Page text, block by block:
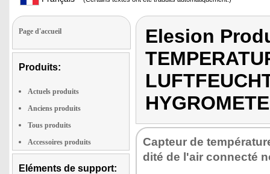
Page d'accueil
Produits:
Actuels produits
Anciens produits
Tous produits
Accessoires produits
Eléments de support:
Elesion
Cap­teur de
dité de l'air connecté